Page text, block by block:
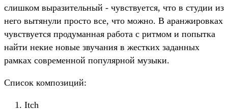
слишком выразительный - чувствуется, что в студии из
него вытянули просто все, что можно. В аранжировках
чувствуется продуманная работа с ритмом и попытка
найти некие новые звучания в жестких заданных
рамках современной популярной музыки.
Список композиций:
Itch